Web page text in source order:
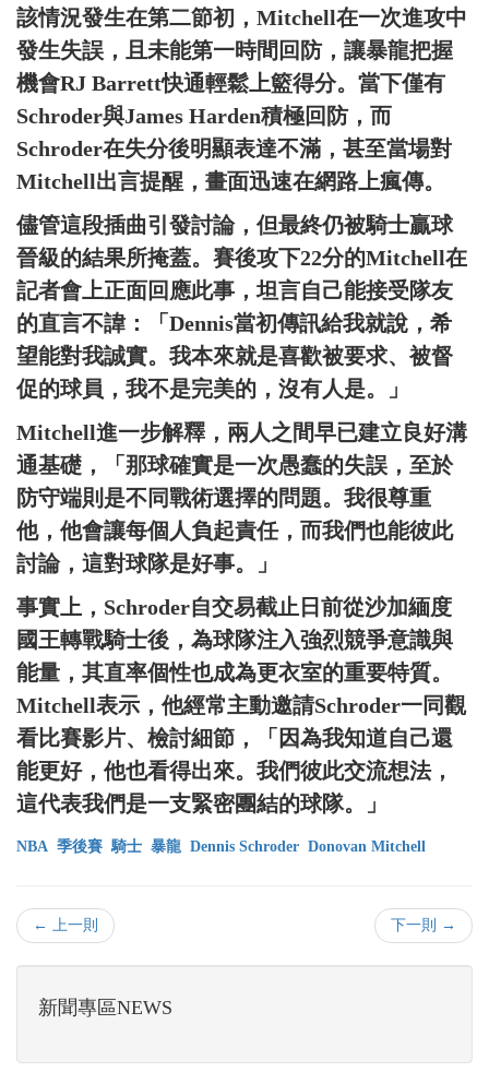
該情況發生在第二節初，Mitchell在一次進攻中
發生失誤，且未能第一時間回防，讓暴龍把握
機會RJ Barrett快通輕鬆上籃得分。當下僅有
Schroder與James Harden積極回防，而
Schroder在失分後明顯表達不滿，甚至當場對
Mitchell出言提醒，畫面迅速在網路上瘋傳。
儘管這段插曲引發討論，但最終仍被騎士贏球
晉級的結果所掩蓋。賽後攻下22分的Mitchell在
記者會上正面回應此事，坦言自己能接受隊友
的直言不諱：「Dennis當初傳訊給我就說，希
望能對我誠實。我本來就是喜歡被要求、被督
促的球員，我不是完美的，沒有人是。」
Mitchell進一步解釋，兩人之間早已建立良好溝
通基礎，「那球確實是一次愚蠢的失誤，至於
防守端則是不同戰術選擇的問題。我很尊重
他，他會讓每個人負起責任，而我們也能彼此
討論，這對球隊是好事。」
事實上，Schroder自交易截止日前從沙加緬度
國王轉戰騎士後，為球隊注入強烈競爭意識與
能量，其直率個性也成為更衣室的重要特質。
Mitchell表示，他經常主動邀請Schroder一同觀
看比賽影片、檢討細節，「因為我知道自己還
能更好，他也看得出來。我們彼此交流想法，
這代表我們是一支緊密團結的球隊。」
NBA 季後賽 騎士 暴龍 Dennis Schroder Donovan Mitchell
← 上一則 下一則 →
新聞專區NEWS